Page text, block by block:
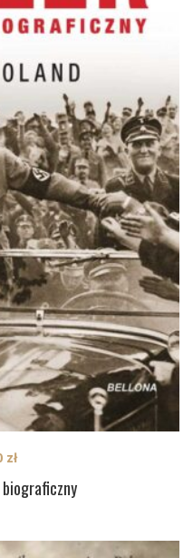
zł